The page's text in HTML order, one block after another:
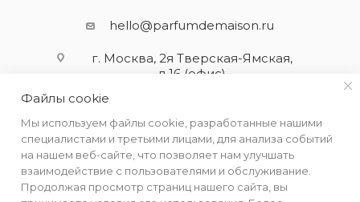
hello@parfumdemaison.ru
г. Москва, 2я Тверская-Ямская,
д.16 (офис)
Файлы cookie
Мы используем файлы cookie, разработанные нашими
специалистами и третьими лицами, для анализа событий
на нашем веб-сайте, что позволяет нам улучшать
взаимодействие с пользователями и обслуживание.
Продолжая просмотр страниц нашего сайта, вы